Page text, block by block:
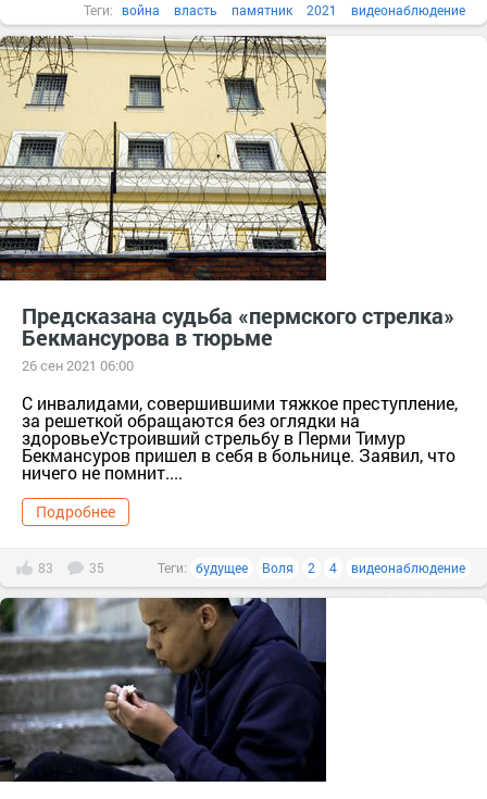
Теги: война власть памятник 2021 видеонаблюдение
Предсказана судьба «пермского стрелка»
Бекмансурова в тюрьме
26 сен 2021 06:00
С инвалидами, совершившими тяжкое преступление,
за решеткой обращаются без оглядки на
здоровьеУстроивший стрельбу в Перми Тимур
Бекмансуров пришел в себя в больнице. Заявил, что
ничего не помнит....
Подробнее
83 35 Теги: будущее Воля 2 4 видеонаблюдение